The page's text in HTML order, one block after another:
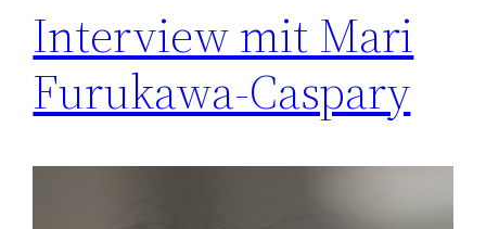
Interview mit Mari
Furukawa-Caspary